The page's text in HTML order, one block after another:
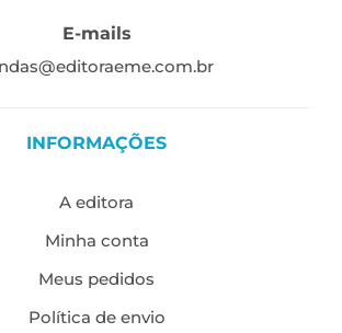
E-mails
INFORMAÇÕES
A editora
Minha conta
Meus pedidos
Política de envio